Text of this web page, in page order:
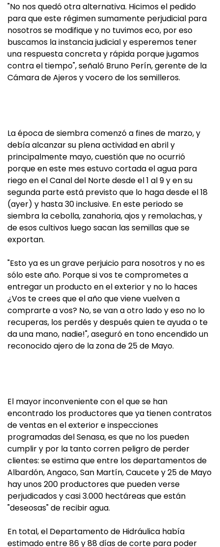
"No nos quedó otra alternativa. Hicimos el pedido
para que este régimen sumamente perjudicial para
nosotros se modifique y no tuvimos eco, por eso
buscamos la instancia judicial y esperemos tener
una respuesta concreta y rápida porque jugamos
contra el tiempo", señaló Bruno Perín, gerente de la
Cámara de Ajeros y vocero de los semilleros.
La época de siembra comenzó a fines de marzo, y
debía alcanzar su plena actividad en abril y
principalmente mayo, cuestión que no ocurrió
porque en este mes estuvo cortada el agua para
riego en el Canal del Norte desde el 1 al 9 y en su
segunda parte está previsto que lo haga desde el 18
(ayer) y hasta 30 inclusive. En este periodo se
siembra la cebolla, zanahoria, ajos y remolachas, y
de esos cultivos luego sacan las semillas que se
exportan.
"Esto ya es un grave perjuicio para nosotros y no es
sólo este año. Porque si vos te comprometes a
entregar un producto en el exterior y no lo haces
¿Vos te crees que el año que viene vuelven a
comprarte a vos? No, se van a otro lado y eso no lo
recuperas, los perdés y después quien te ayuda o te
da una mano, nadie!", aseguró en tono encendido un
reconocido ajero de la zona de 25 de Mayo.
El mayor inconveniente con el que se han
encontrado los productores que ya tienen contratos
de ventas en el exterior e inspecciones
programadas del Senasa, es que no los pueden
cumplir y por la tanto corren peligro de perder
clientes: se estima que entre los departamentos de
Albardón, Angaco, San Martín, Caucete y 25 de Mayo
hay unos 200 productores que pueden verse
perjudicados y casi 3.000 hectáreas que están
"deseosas" de recibir agua.
En total, el Departamento de Hidráulica había
estimado entre 86 y 88 días de corte para poder